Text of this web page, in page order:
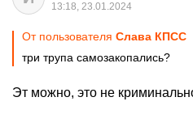
13:18, 23.01.2024
От пользователя Слава КПСС
три трупа самозакопались?
Эт можно, это не